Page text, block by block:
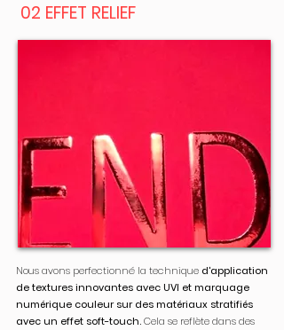
02 EFFET RELIEF
Nous avons perfectionné la technique d'application
de textures innovantes avec UVI et marquage
numérique couleur sur des matériaux stratifiés
avec un effet soft-touch.Cela se reflète dans des